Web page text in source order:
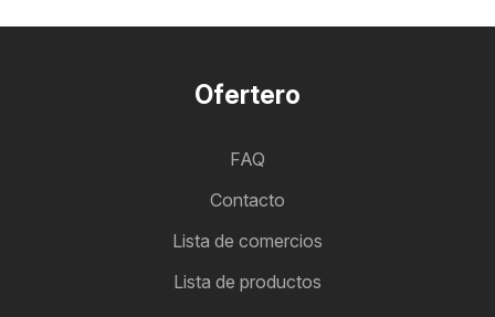
Ofertero
FAQ
Contacto
Lista de comercios
Lista de productos